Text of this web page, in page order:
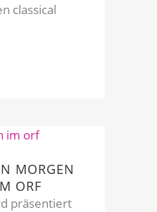
classical
MORGEN
ORF
präsentiert